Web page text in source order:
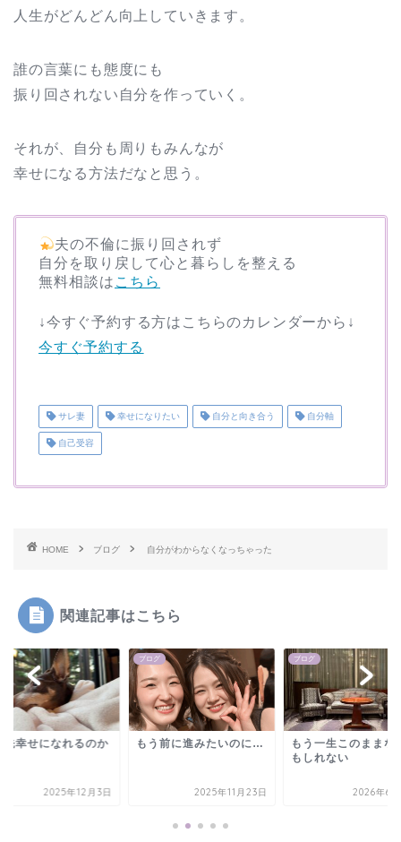
人生がどんどん向上していきます。
誰の言葉にも態度にも
振り回されない自分を作っていく。
それが、自分も周りもみんなが
幸せになる方法だなと思う。
夫の不倫に振り回されず
自分を取り戻して心と暮らしを整える
無料相談は こちら
↓今すぐ予約する方はこちらのカレンダーから↓
今すぐ予約する
サレ妻 幸せになりたい 自分と向き合う 自分軸
自己受容
HOME ブログ 自分がわからなくなっちゃった
関連記事はこちら
先幸せになれるのか
2025年12月3日
ブログ
もう前に進みたいのに…
2025年11月23日
ブログ
もう一生このままな
もしれない
2026年6